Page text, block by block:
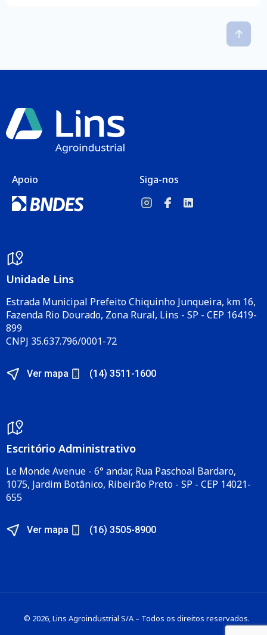
Apoio Siga-nos
Unidade Lins
Estrada Municipal Prefeito Chiquinho Junqueira, km 16,
Fazenda Rio Dourado, Zona Rural, Lins - SP - CEP 16419-
899
CNPJ 35.637.796/0001-72
Ver mapa (14) 3511-1600
Escritório Administrativo​
Le Monde Avenue - 6° andar, Rua Paschoal Bardaro,
1075, Jardim Botânico, Ribeirão Preto - SP - CEP 14021-
655​
Ver mapa (16) 3505-8900
© 2026, Lins Agroindustrial S/A – Todos os direitos reservados.